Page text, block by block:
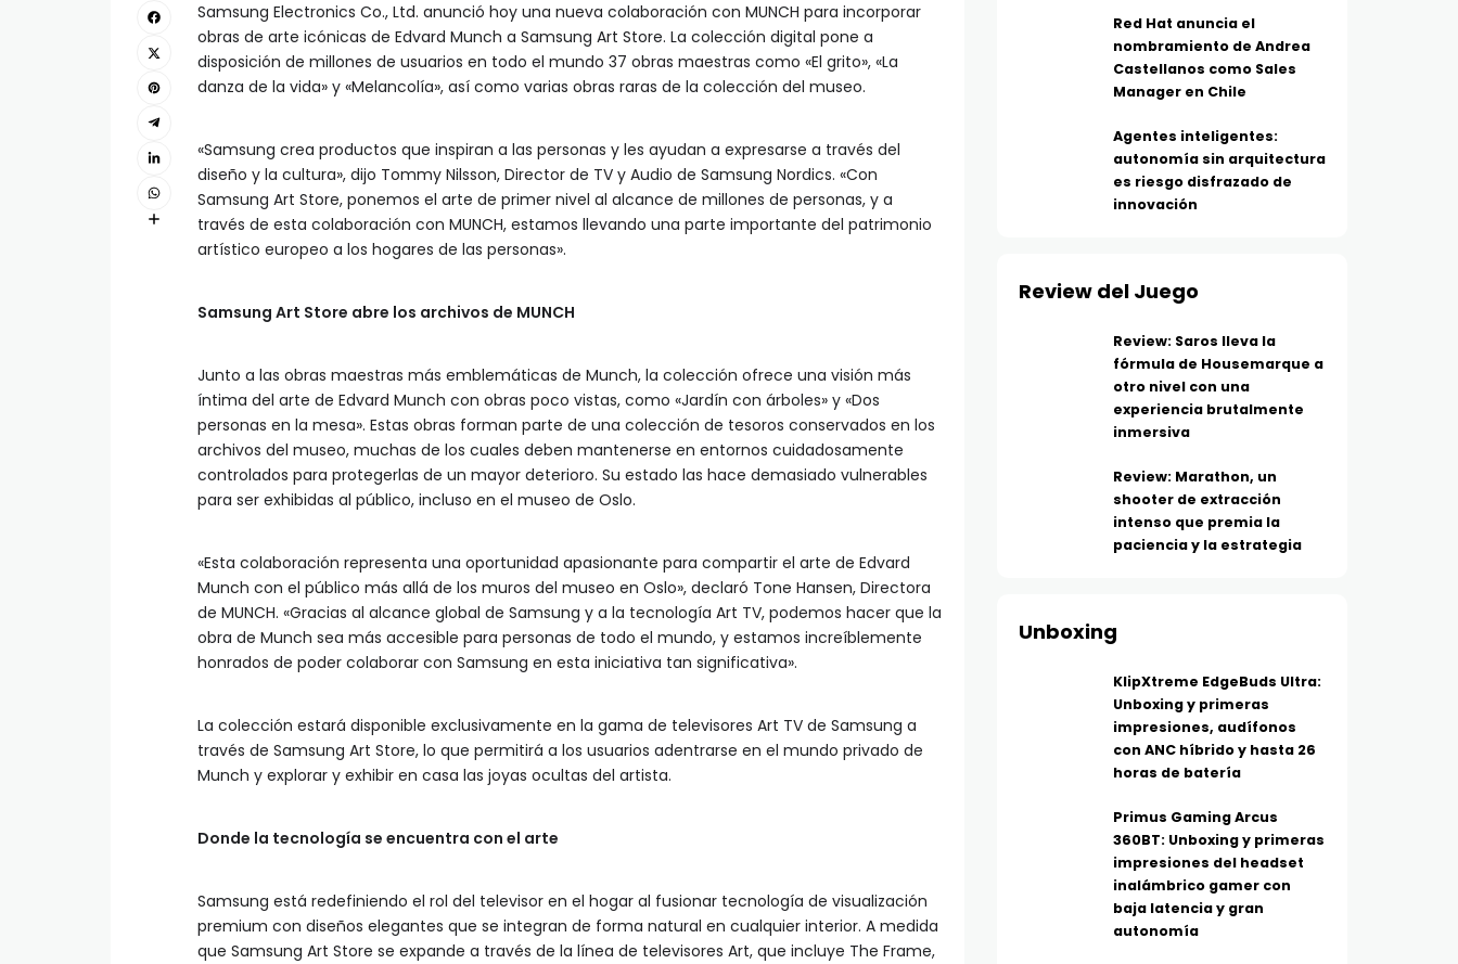
Samsung Electronics Co., Ltd. anunció hoy una nueva colaboración con MUNCH para incorporar
obras de arte icónicas de Edvard Munch a Samsung Art Store. La colección digital pone a
disposición de millones de usuarios en todo el mundo 37 obras maestras como «El grito», «La
danza de la vida» y «Melancolía», así como varias obras raras de la colección del museo.
«Samsung crea productos que inspiran a las personas y les ayudan a expresarse a través del
diseño y la cultura», dijo Tommy Nilsson, Director de TV y Audio de Samsung Nordics. «Con
Samsung Art Store, ponemos el arte de primer nivel al alcance de millones de personas, y a
través de esta colaboración con MUNCH, estamos llevando una parte importante del patrimonio
artístico europeo a los hogares de las personas».
Samsung Art Store abre los archivos de MUNCH
Junto a las obras maestras más emblemáticas de Munch, la colección ofrece una visión más
íntima del arte de Edvard Munch con obras poco vistas, como «Jardín con árboles» y «Dos
personas en la mesa». Estas obras forman parte de una colección de tesoros conservados en los
archivos del museo, muchas de los cuales deben mantenerse en entornos cuidadosamente
controlados para protegerlas de un mayor deterioro. Su estado las hace demasiado vulnerables
para ser exhibidas al público, incluso en el museo de Oslo.
«Esta colaboración representa una oportunidad apasionante para compartir el arte de Edvard
Munch con el público más allá de los muros del museo en Oslo», declaró Tone Hansen, Directora
de MUNCH. «Gracias al alcance global de Samsung y a la tecnología Art TV, podemos hacer que la
obra de Munch sea más accesible para personas de todo el mundo, y estamos increíblemente
honrados de poder colaborar con Samsung en esta iniciativa tan significativa».
La colección estará disponible exclusivamente en la gama de televisores Art TV de Samsung a
través de Samsung Art Store, lo que permitirá a los usuarios adentrarse en el mundo privado de
Munch y explorar y exhibir en casa las joyas ocultas del artista.
Donde la tecnología se encuentra con el arte
Samsung está redefiniendo el rol del televisor en el hogar al fusionar tecnología de visualización
premium con diseños elegantes que se integran de forma natural en cualquier interior. A medida
que Samsung Art Store se expande a través de la línea de televisores Art, que incluye The Frame,
Red Hat anuncia el
nombramiento de Andrea
Castellanos como Sales
Manager en Chile
Agentes inteligentes:
autonomía sin arquitectura
es riesgo disfrazado de
innovación
Review del Juego
Review: Saros lleva la
fórmula de Housemarque a
otro nivel con una
experiencia brutalmente
inmersiva
Review: Marathon, un
shooter de extracción
intenso que premia la
paciencia y la estrategia
Unboxing
KlipXtreme EdgeBuds Ultra:
Unboxing y primeras
impresiones, audífonos
con ANC híbrido y hasta 26
horas de batería
Primus Gaming Arcus
360BT: Unboxing y primeras
impresiones del headset
inalámbrico gamer con
baja latencia y gran
autonomía